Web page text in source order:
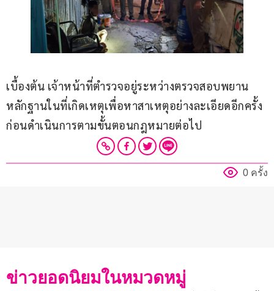
เบื้องต้น เจ้าหน้าที่ตำรวจอยู่ระหว่างตรวจสอบพยาน
หลักฐานในที่เกิดเหตุเพื่อหาสาเหตุอย่างละเอียดอีกครั้ง
ก่อนดำเนินการตามขั้นตอนกฎหมายต่อไป
0 ครั้ง
ข่าวยอดนิยมในหมวดหมู่